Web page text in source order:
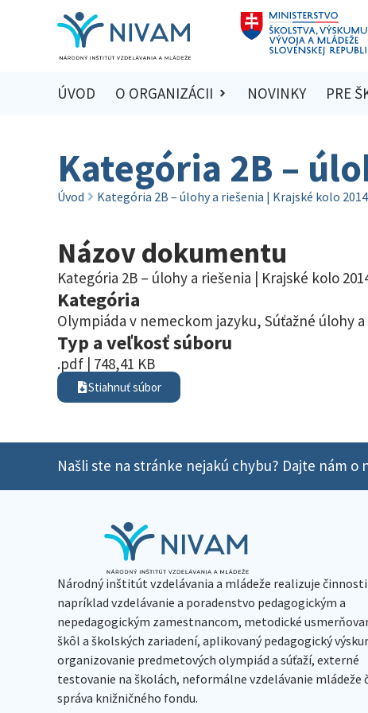
ÚVOD O ORGANIZÁCII NOVINKY PRE
Kategória 2B –
Úvod Kategória 2B – úlohy a riešenia | Krajské kolo
Názov dokumentu
Kategória 2B – úlohy a riešenia | Krajské kolo
Kategória
Olympiáda v nemeckom jazyku, Súťažné úlohy
Typ a veľkosť súboru
.pdf | 748,41 KB
Stiahnuť súbor
Našli ste na stránke nejakú chybu? Dajte nám o
Národný inštitút vzdelávania a mládeže realizuje
napríklad vzdelávanie a poradenstvo pedagogickým a
nepedagogickým zamestnancom, metodické
škôl a školských zariadení, aplikovaný pedagogický
organizovanie predmetových olympiád a súťaží, externé
testovanie na školách, neformálne vzdelávanie mládeže
správa knižničného fondu.